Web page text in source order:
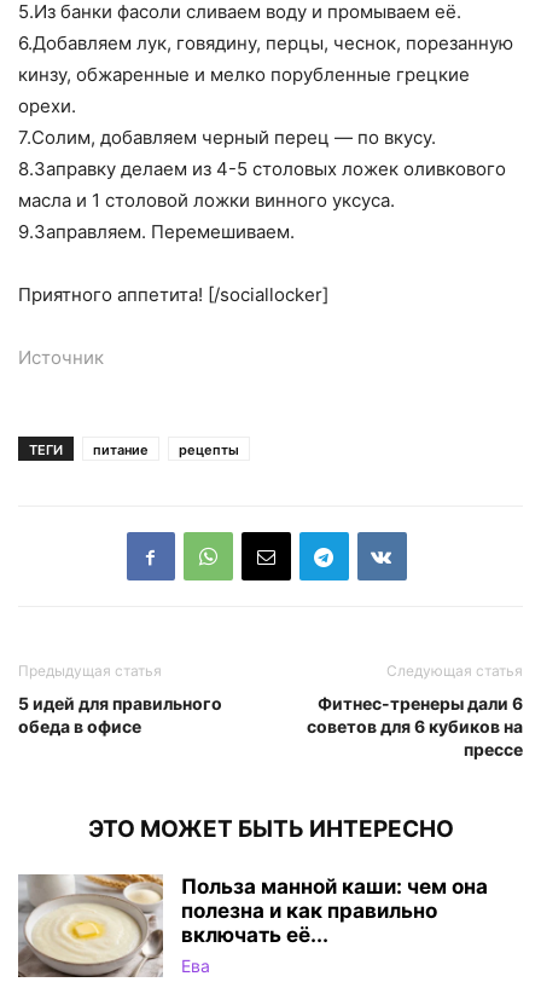
5.Из банки фасоли сливаем воду и промываем её.
6.Добавляем лук, говядину, перцы, чеснок, порезанную
кинзу, обжаренные и мелко порубленные грецкие
орехи.
7.Солим, добавляем черный перец — по вкусу.
8.Заправку делаем из 4-5 столовых ложек оливкового
масла и 1 столовой ложки винного уксуса.
9.Заправляем. Перемешиваем.
Приятного аппетита! [/sociallocker]
Источник
ТЕГИ питание рецепты
Предыдущая статья
5 идей для правильного
обеда в офисе
Следующая статья
Фитнес-тренеры дали 6
советов для 6 кубиков на
прессе
ЭТО МОЖЕТ БЫТЬ ИНТЕРЕСНО
Польза манной каши: чем она
полезна и как правильно
включать её...
Ева